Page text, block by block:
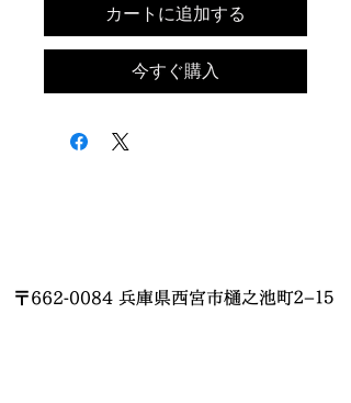
カートに追加する
今すぐ購入
〒662-0084 兵庫県西宮市樋之池町２−１５